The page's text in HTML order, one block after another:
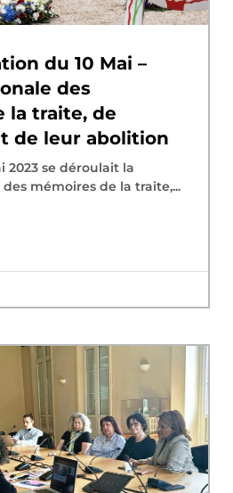
du 10 Mai –
des
la traite, de
de leur abolition
2023 se déroulait la
mémoires de la traite,...